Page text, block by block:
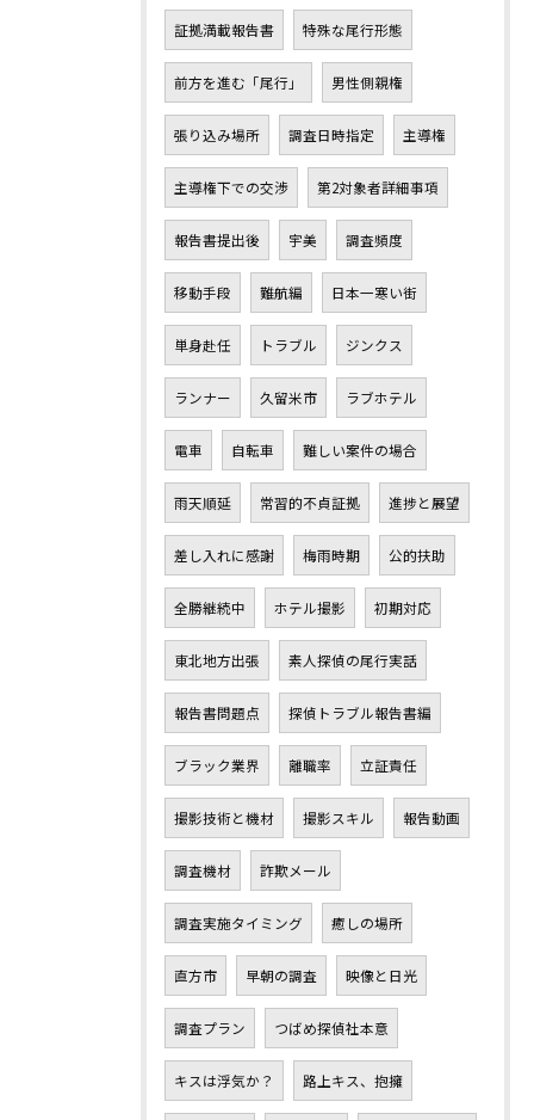
証拠満載報告書 特殊な尾行形態
前方を進む「尾行」 男性側親権
張り込み場所 調査日時指定 主導権
主導権下での交渉 第2対象者詳細事項
報告書提出後 宇美 調査頻度
移動手段 難航編 日本一寒い街
単身赴任 トラブル ジンクス
ランナー 久留米市 ラブホテル
電車 自転車 難しい案件の場合
雨天順延 常習的不貞証拠 進捗と展望
差し入れに感謝 梅雨時期 公的扶助
全勝継続中 ホテル撮影 初期対応
東北地方出張 素人探偵の尾行実話
報告書問題点 探偵トラブル報告書編
ブラック業界 離職率 立証責任
撮影技術と機材 撮影スキル 報告動画
調査機材 詐欺メール
調査実施タイミング 癒しの場所
直方市 早朝の調査 映像と日光
調査プラン つばめ探偵社本意
キスは浮気か？ 路上キス、抱擁